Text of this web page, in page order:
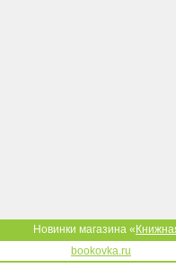
Новинки магазина «
bookovka.ru